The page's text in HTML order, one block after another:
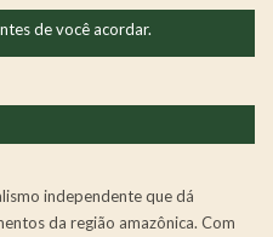
de você acordar.
independente que dá
da região amazônica. Com